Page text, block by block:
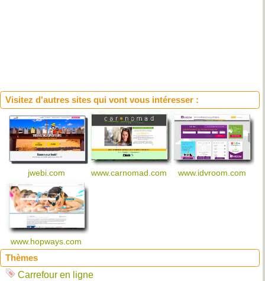
Visitez d'autres sites qui vont vous intéresser :
jwebi.com www.carnomad.com www.idvroom.com
www.hopways.com
Thèmes
Carrefour en ligne